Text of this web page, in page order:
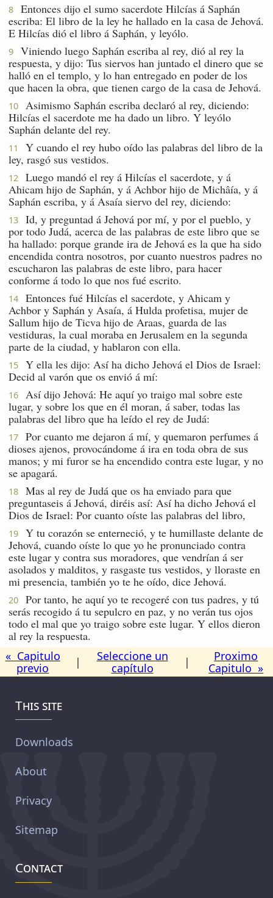
8
Entonces dijo el sumo sacerdote Hilcías á Saphán
escriba: El libro de la ley he hallado en la casa de Jehová.
E Hilcías dió el libro á Saphán, y leyólo.
9
Viniendo luego Saphán escriba al rey, dió al rey la
respuesta, y dijo: Tus siervos han juntado el dinero que se
halló en el templo, y lo han entregado en poder de los
que hacen la obra, que tienen cargo de la casa de Jehová.
10
Asimismo Saphán escriba declaró al rey, diciendo:
Hilcías el sacerdote me ha dado un libro. Y leyólo
Saphán delante del rey.
11
Y cuando el rey hubo oído las palabras del libro de la
ley, rasgó sus vestidos.
12
Luego mandó el rey á Hilcías el sacerdote, y á
Ahicam hijo de Saphán, y á Achbor hijo de Michâía, y á
Saphán escriba, y á Asaía siervo del rey, diciendo:
13
Id, y preguntad á Jehová por mí, y por el pueblo, y
por todo Judá, acerca de las palabras de este libro que se
ha hallado: porque grande ira de Jehová es la que ha sido
encendida contra nosotros, por cuanto nuestros padres no
escucharon las palabras de este libro, para hacer
conforme á todo lo que nos fué escrito.
14
Entonces fué Hilcías el sacerdote, y Ahicam y
Achbor y Saphán y Asaía, á Hulda profetisa, mujer de
Sallum hijo de Ticva hijo de Araas, guarda de las
vestiduras, la cual moraba en Jerusalem en la segunda
parte de la ciudad, y hablaron con ella.
15
Y ella les dijo: Así ha dicho Jehová el Dios de Israel:
Decid al varón que os envió á mí:
16
Así dijo Jehová: He aquí yo traigo mal sobre este
lugar, y sobre los que en él moran, á saber, todas las
palabras del libro que ha leído el rey de Judá:
17
Por cuanto me dejaron á mí, y quemaron perfumes á
dioses ajenos, provocándome á ira en toda obra de sus
manos; y mi furor se ha encendido contra este lugar, y no
se apagará.
18
Mas al rey de Judá que os ha enviado para que
preguntaseis á Jehová, diréis así: Así ha dicho Jehová el
Dios de Israel: Por cuanto oíste las palabras del libro,
19
Y tu corazón se enterneció, y te humillaste delante de
Jehová, cuando oíste lo que yo he pronunciado contra
este lugar y contra sus moradores, que vendrían á ser
asolados y malditos, y rasgaste tus vestidos, y lloraste en
mi presencia, también yo te he oído, dice Jehová.
20
Por tanto, he aquí yo te recogeré con tus padres, y tú
serás recogido á tu sepulcro en paz, y no verán tus ojos
todo el mal que yo traigo sobre este lugar. Y ellos dieron
al rey la respuesta.
« Capitulo
previo
|
Seleccione un
capítulo
|
Proximo
Capitulo »
This site
Downloads
About
Privacy
Sitemap
Contact